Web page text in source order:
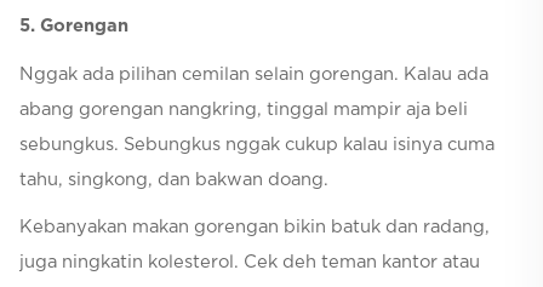
5. Gorengan
Nggak ada pilihan cemilan selain gorengan. Kalau ada
abang gorengan nangkring, tinggal mampir aja beli
sebungkus. Sebungkus nggak cukup kalau isinya cuma
tahu, singkong, dan bakwan doang.
Kebanyakan makan gorengan bikin batuk dan radang,
juga ningkatin kolesterol. Cek deh teman kantor atau